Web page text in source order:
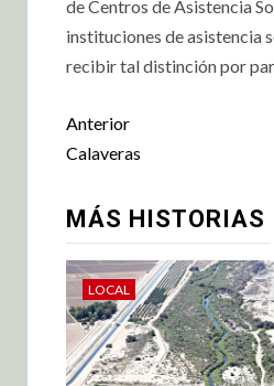
de Centros de Asistencia
instituciones de asistencia
recibir tal distinción por
Anterior
Calaveras
MÁS HISTORIAS
LOCAL